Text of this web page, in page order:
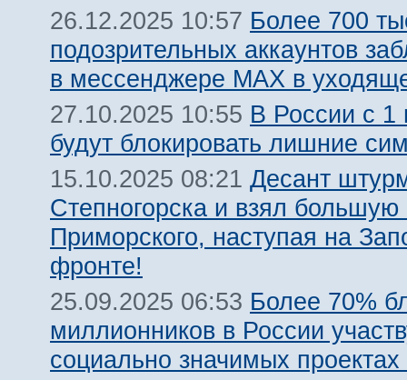
26.12.2025 10:57 Более 700
подозрительных аккаунтов
в мессенджере MAX в
27.10.2025 10:55 В России с 1
будут блокировать лишние
15.10.2025 08:21 Десант
Степногорска и взял большую
Приморского, наступая на
фронте!
25.09.2025 06:53 Более 70%
миллионников в России
социально значимых